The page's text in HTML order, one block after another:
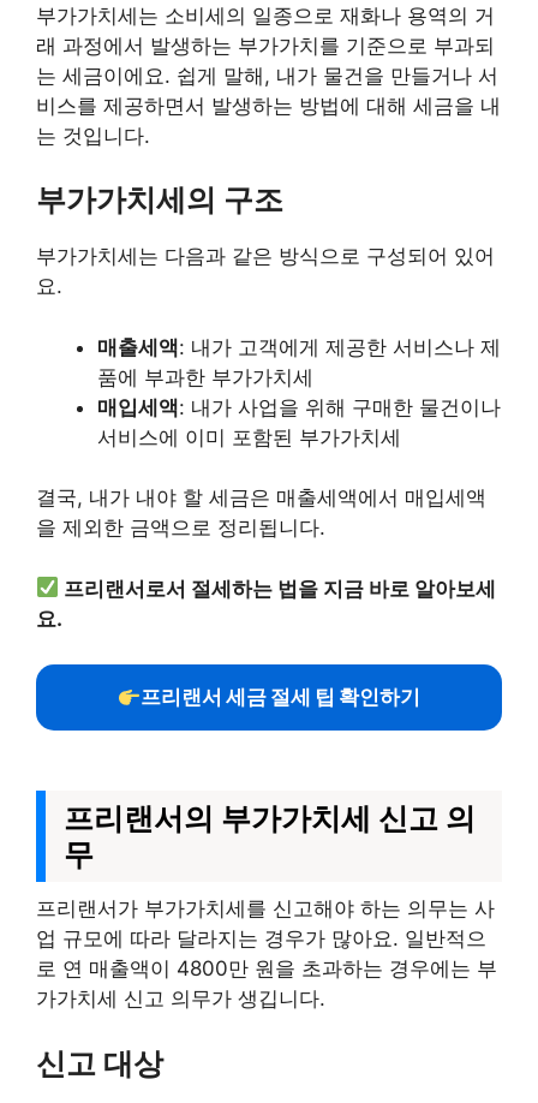
부가가치세는 소비세의 일종으로 재화나 용역의 거
래 과정에서 발생하는 부가가치를 기준으로 부과되
는 세금이에요. 쉽게 말해, 내가 물건을 만들거나 서
비스를 제공하면서 발생하는 방법에 대해 세금을 내
는 것입니다.
부가가치세의 구조
부가가치세는 다음과 같은 방식으로 구성되어 있어
요.
매출세액: 내가 고객에게 제공한 서비스나 제
품에 부과한 부가가치세
매입세액: 내가 사업을 위해 구매한 물건이나
서비스에 이미 포함된 부가가치세
결국, 내가 내야 할 세금은 매출세액에서 매입세액
을 제외한 금액으로 정리됩니다.
프리랜서로서 절세하는 법을 지금 바로 알아보세
요.
프리랜서 세금 절세 팁 확인하기
프리랜서의 부가가치세 신고 의
무
프리랜서가 부가가치세를 신고해야 하는 의무는 사
업 규모에 따라 달라지는 경우가 많아요. 일반적으
로 연 매출액이 4800만 원을 초과하는 경우에는 부
가가치세 신고 의무가 생깁니다.
신고 대상